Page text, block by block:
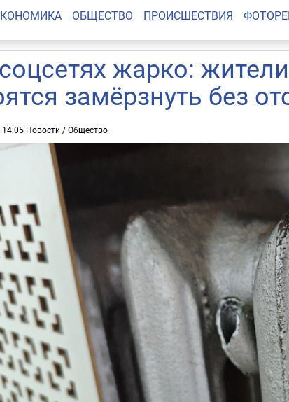
ОБЩЕСТВО ПРОИСШЕСТВИЯ
жарко:
замёрзнуть без
14:05 Новости /Общество